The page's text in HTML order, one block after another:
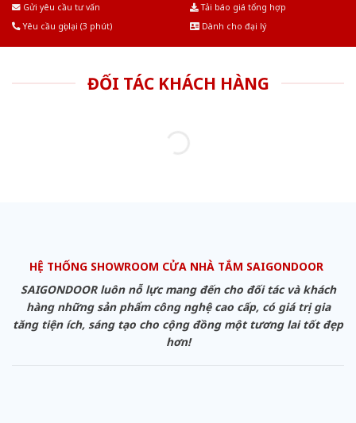
Gửi yêu cầu tư vấn
Tải báo giá tổng hợp
Yêu cầu gọi lại (3 phút)
Dành cho đại lý
ĐỐI TÁC KHÁCH HÀNG
HỆ THỐNG SHOWROOM CỬA NHÀ TẮM SAIGONDOOR
SAIGONDOOR luôn nỗ lực mang đến cho đối tác và khách
hàng những sản phẩm công nghệ cao cấp, có giá trị gia
tăng tiện ích, sáng tạo cho cộng đồng một tương lai tốt đẹp
hơn!